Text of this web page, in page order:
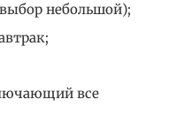
небольшой);
все